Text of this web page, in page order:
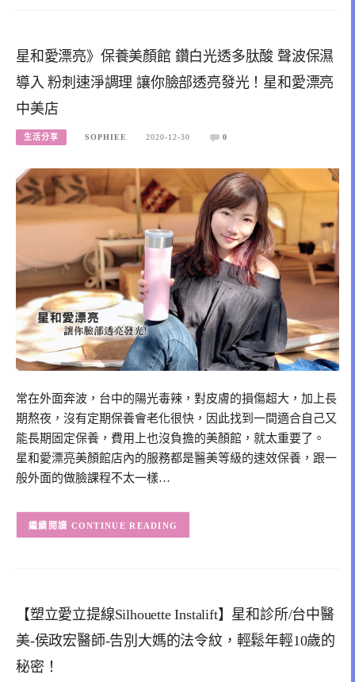
星和愛漂亮》保養美顏館 鑽白光透多肽酸 聲波保濕
導入 粉刺速淨調理 讓你臉部透亮發光！星和愛漂亮
中美店
生活分享 SOPHIEE 2020-12-30 0
常在外面奔波，台中的陽光毒辣，對皮膚的損傷超大，加上長
期熬夜，沒有定期保養會老化很快，因此找到一間適合自己又
能長期固定保養，費用上也沒負擔的美顏館，就太重要了。
星和愛漂亮美顏館店內的服務都是醫美等級的速效保養，跟一
般外面的做臉課程不太一樣…
CONTINUE READING
【塑立愛立提線Silhouette Instalift】星和診所/台中醫
美-侯政宏醫師-告別大媽的法令紋，輕鬆年輕10歲的
秘密！